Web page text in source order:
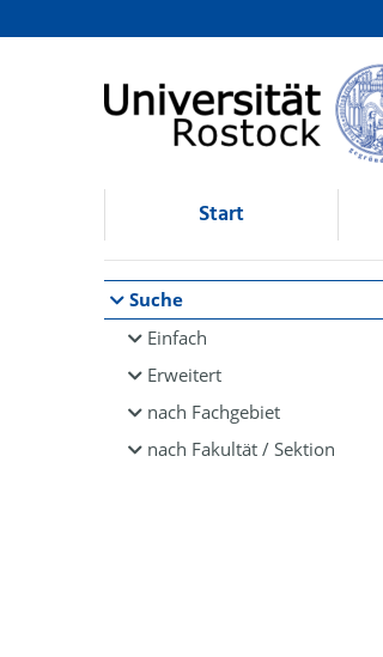
Browsen
direkt zum Inhalt
Start
Suche
Einfach
Erweitert
nach Fachgebiet
nach Fakultät / Sektion